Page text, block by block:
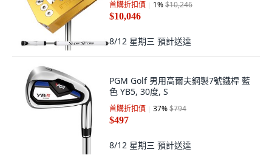
首購折扣價 1%$10,246
$10,046
8/12 星期三 預計送達
PGM Golf 男用高爾夫鋼製7號鐵桿 藍
色 YB5, 30度, S
首購折扣價 37%$794
$497
8/12 星期三 預計送達